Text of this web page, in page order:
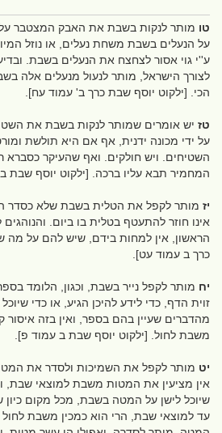
טו מותר לנקות בשבת את האבק המצטבר על
על הנעלים בשבת משחת נעלים, או נוזל
ע''י גוי אסור לצחצח את הנעלים בשבת.
לצורך הישראל, מותר לנעול מנעלים אלה
הכי. [ילקוט יוסף שבת כרך ב' עמוד עח].
טז יש אומרים שמותר לנקות בשבת את
על ידי מכונה ידנית, אף אם היא תולשת
השטיחים. ויש חולקים. ואף שהעיקר כסברא
המחמיר תבא עליו ברכה. [ילקוט יוסף שבת
יז מותר לקפל את הטלית בשבת שלא כסדר
אינו חוזר להתעטף בטלית בו ביום. והנוהגים
הראשון, אין למחות בידם, שיש להם על מה
כרך ב עמוד עט].
יח מותר לקפל נייר בשבת, וכגון, הלומד
זוית הדף, כדי לידע להיכן הגיע, או כדי
מהדברים שעיין בהם בספר, ואין בזה איסור
משבת לחול. [ילקוט יוסף שבת ב עמוד פ].
יט מותר לקפל את השמיכות ולסדר את
אין מציעין את המטות משבת למוצאי שבת,
שיוכל לישן על המטה בשבת, מכל מקום כיון
עד למוצאי שבת, הרי הוא כמכין משבת